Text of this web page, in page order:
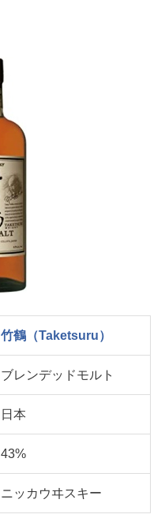
竹鶴（Taketsuru）
ブレンデッドモルト
日本
43%
ニッカウヰスキー